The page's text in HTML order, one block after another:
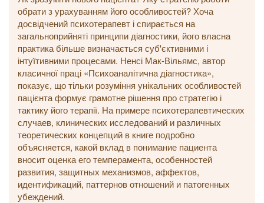
обрати з урахуванням його особливостей? Хоча
досвідчений психотерапевт і спирається на
загальноприйняті принципи діагностики, його власна
практика більше визначається суб'єктивними і
інтуїтивними процесами. Ненсі Мак-Вільямс, автор
класичної праці «Психоаналітична діагностика»,
показує, що тільки розуміння унікальних особливостей
пацієнта формує грамотне рішення про стратегію і
тактику його терапії. На примере психотерапевтических
случаев, клинических исследований и различных
теоретических концепций в книге подробно
объясняется, какой вклад в понимание пациента
вносит оценка его темперамента, особенностей
развития, защитных механизмов, аффектов,
идентификаций, паттернов отношений и патогенных
убеждений.